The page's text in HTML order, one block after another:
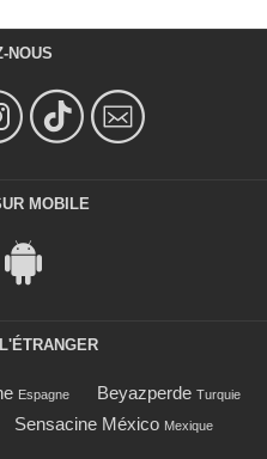
NOUS
MOBILE
Espagne Beyazperde Turquie
Sensacine México Mexique